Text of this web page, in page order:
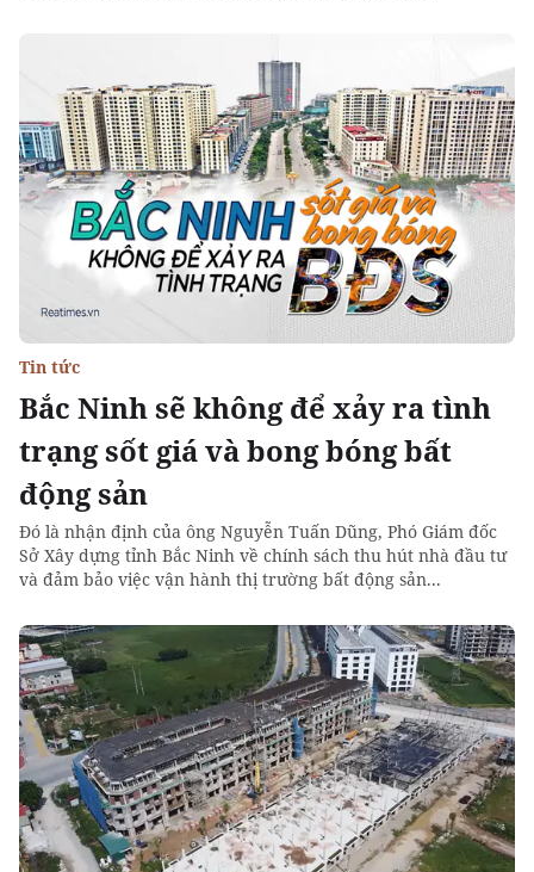
Bắc Ninh sẽ không để xảy ra tình
trạng sốt giá và bong bóng bất
động sản
Tin tức
Đó là nhận định của ông Nguyễn Tuấn Dũng, Phó Giám đốc
Sở Xây dựng tỉnh Bắc Ninh về chính sách thu hút nhà đầu tư
và đảm bảo việc vận hành thị trường bất động sản...